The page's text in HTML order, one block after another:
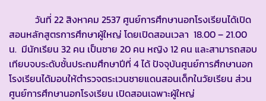
วันที่ 22 สิงหาคม 2537 ศูนย์การศึกษานอกโรงเรียนได้เปิด
สอนหลักสูตรการศึกษาผู้ใหญ่ โดยเปิดสอนเวลา 18.00 – 21.00
น. มีนักเรียน 32 คน เป็นชาย 20 คน หญิง 12 คน และสามารถสอบ
เทียบจบระดับชั้นประถมศึกษาปีที่ 4 ได้ ปัจจุบันศูนย์การศึกษานอก
โรงเรียนได้มอบให้ตำรวจตระเวนชายแดนสอนเด็กในวัยเรียน ส่วน
ศูนย์การศึกษานอกโรงเรียน เปิดสอนเฉพาะผู้ใหญ่